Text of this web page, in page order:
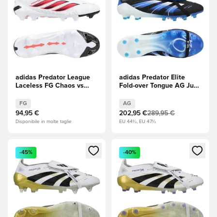
adidas Predator League
Laceless FG Chaos vs
FG
94,95 €
Disponibile in molte taglie
adidas Predator Elite
Fold-over Tongue AG Jude
(Nero)/Footwear White
(Bianco)/Glory Blue (Blu)
AG
202,95 €289,95 €
EU 44½, EU 47½
Apre una finestra modale per accedere o registrarsi come
-45%
Apre una finestra modale
-40%